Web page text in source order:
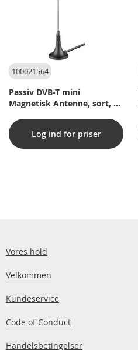
100021564
Passiv DVB-T mini
Magnetisk Antenne, sort, 2
Log ind for priser
Vores hold
Velkommen
Kundeservice
Code of Conduct
Handelsbetingelser